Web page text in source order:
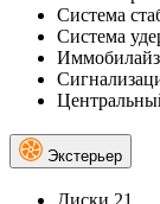
Система
Система
Экстерьер